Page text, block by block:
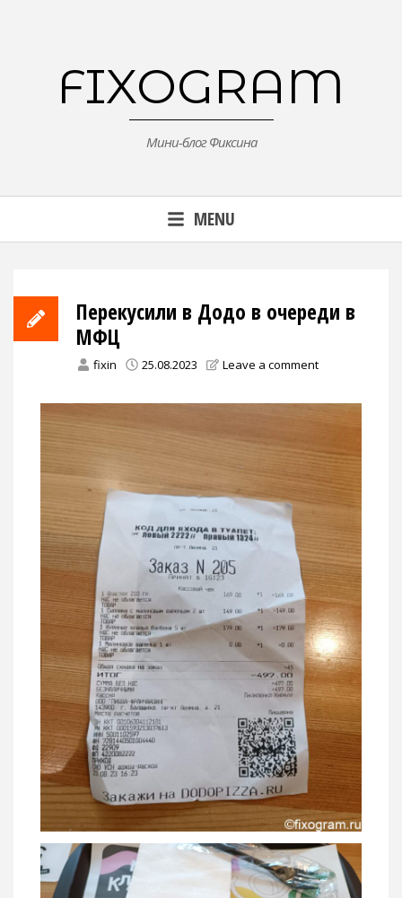
FIXOGRAM
Мини-блог Фиксина
MENU
Перекусили в Додо в очереди в
МФЦ
fixin 25.08.2023 Leave a comment